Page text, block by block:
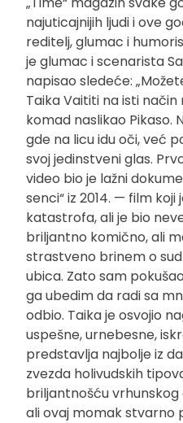
najuticajnijih ljudi i ove
reditelj, glumac i
je glumac i scenarista
napisao sledeće:
Taika Vaititi na isti
komad naslikao Pikaso.
gde na licu idu oči, već
svoj jedinstveni glas.
video bio je lažni
senci“ iz 2014. — film
katastrofa, ali je bio
briljantno komično, ali
strastveno brinem o
ubica. Zato sam
ga ubedim da radi sa
odbio. Taika je osvojio
uspešne, urnebesne,
predstavlja najbolje iz
zvezda holivudskih
briljantnošću vrhunskog
ali ovaj momak stvarno